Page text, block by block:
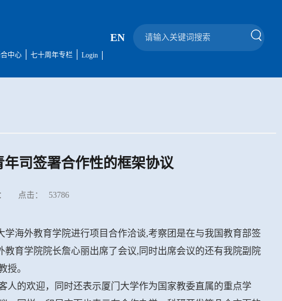
EN
中心 七十周年专栏 Login
司签署合作性的框架协议
点击： 53786
海外教育学院进行项目合作洽谈,考察团是在与我国教育部签
育学院院长詹心丽出席了会议,同时出席会议的还有我院副院
授。
人的欢迎，同时还表示厦门大学作为国家教委直属的重点学